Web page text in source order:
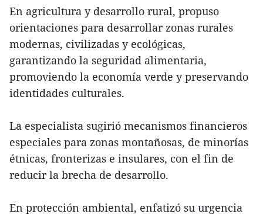
En agricultura y desarrollo rural, propuso
orientaciones para desarrollar zonas rurales
modernas, civilizadas y ecológicas,
garantizando la seguridad alimentaria,
promoviendo la economía verde y preservando
identidades culturales.
La especialista sugirió mecanismos financieros
especiales para zonas montañosas, de minorías
étnicas, fronterizas e insulares, con el fin de
reducir la brecha de desarrollo.
En protección ambiental, enfatizó su urgencia